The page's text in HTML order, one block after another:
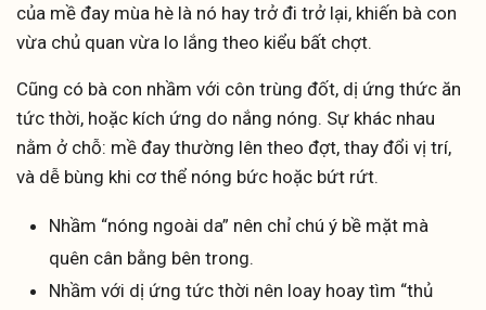
của mề đay mùa hè là nó hay trở đi trở lại, khiến bà con
vừa chủ quan vừa lo lắng theo kiểu bất chợt.
Cũng có bà con nhầm với côn trùng đốt, dị ứng thức ăn
tức thời, hoặc kích ứng do nắng nóng. Sự khác nhau
nằm ở chỗ: mề đay thường lên theo đợt, thay đổi vị trí,
và dễ bùng khi cơ thể nóng bức hoặc bứt rứt.
Nhầm “nóng ngoài da” nên chỉ chú ý bề mặt mà
quên cân bằng bên trong.
Nhầm với dị ứng tức thời nên loay hoay tìm “thủ